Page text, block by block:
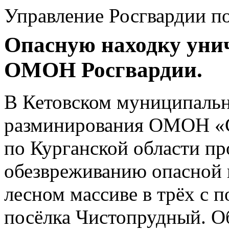
Управление Росгвардии
Опасную находку
ОМОН Росгвардии.
В Кетовском
разминирования ОМОН
по Курганской области
обезвреживанию
лесном массиве в трёх с
посёлка Чистопрудный.